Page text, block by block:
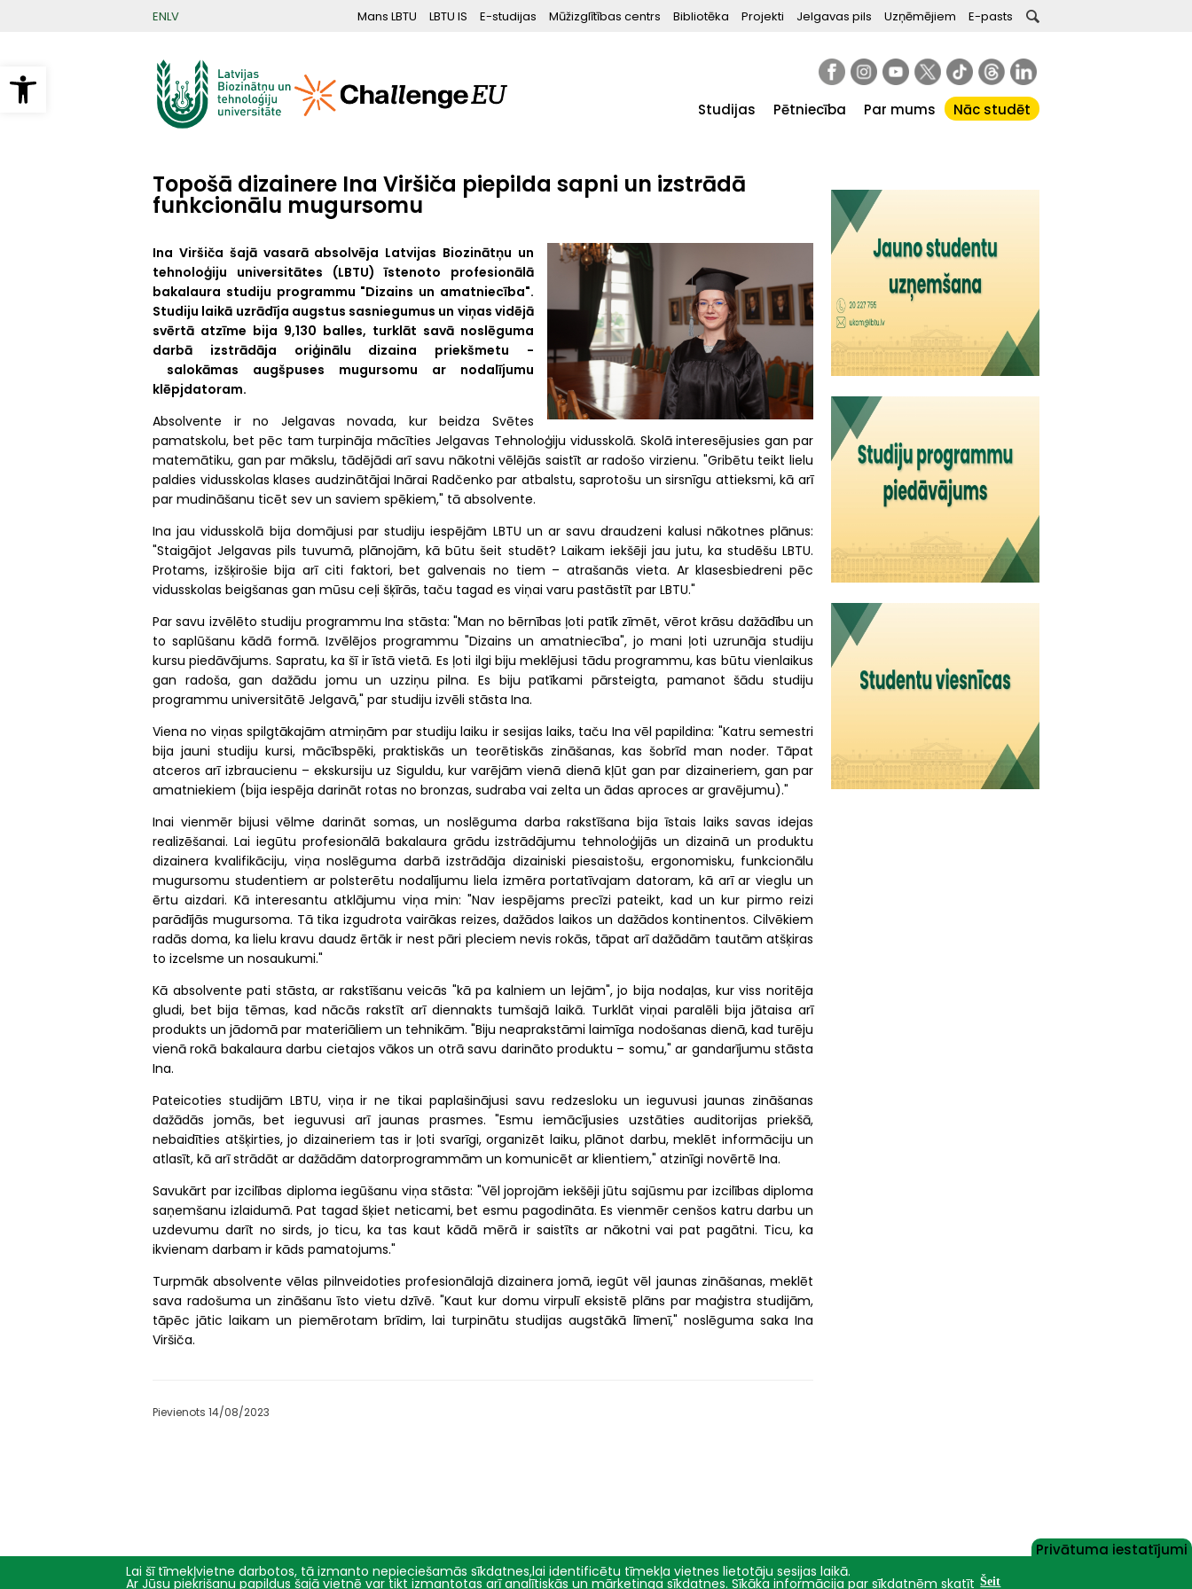
Open toolbar
ENLV Mans LBTU LBTU IS E-studijas Mūžizglītības centrs Bibliotēka Projekti Jelgavas pils Uzņēmējiem E-pasts
Studijas Pētniecība Par mums Nāc studēt
Topošā dizainere Ina Viršiča piepilda sapni un izstrādā
funkcionālu mugursomu
Ina Viršiča šajā vasarā absolvēja Latvijas Biozinātņu un
tehnoloģiju universitātes (LBTU) īstenoto profesionālā
bakalaura studiju programmu "Dizains un amatniecība".
Studiju laikā uzrādīja augstus sasniegumus un viņas vidējā
svērtā atzīme bija 9,130 balles, turklāt savā noslēguma
darbā izstrādāja oriģinālu dizaina priekšmetu -
salokāmas augšpuses mugursomu ar nodalījumu
klēpjdatoram.
Absolvente ir no Jelgavas novada, kur beidza Svētes
pamatskolu, bet pēc tam turpināja mācīties Jelgavas Tehnoloģiju vidusskolā. Skolā interesējusies gan par
matemātiku, gan par mākslu, tādējādi arī savu nākotni vēlējās saistīt ar radošo virzienu. "Gribētu teikt lielu
paldies vidusskolas klases audzinātājai Inārai Radčenko par atbalstu, saprotošu un sirsnīgu attieksmi, kā arī
par mudināšanu ticēt sev un saviem spēkiem," tā absolvente.
Ina jau vidusskolā bija domājusi par studiju iespējām LBTU un ar savu draudzeni kalusi nākotnes plānus:
"Staigājot Jelgavas pils tuvumā, plānojām, kā būtu šeit studēt? Laikam iekšēji jau jutu, ka studēšu LBTU.
Protams, izšķirošie bija arī citi faktori, bet galvenais no tiem – atrašanās vieta. Ar klasesbiedreni pēc
vidusskolas beigšanas gan mūsu ceļi šķīrās, taču tagad es viņai varu pastāstīt par LBTU."
Par savu izvēlēto studiju programmu Ina stāsta: "Man no bērnības ļoti patīk zīmēt, vērot krāsu dažādību un
to saplūšanu kādā formā. Izvēlējos programmu "Dizains un amatniecība", jo mani ļoti uzrunāja studiju
kursu piedāvājums. Sapratu, ka šī ir īstā vietā. Es ļoti ilgi biju meklējusi tādu programmu, kas būtu vienlaikus
gan radoša, gan dažādu jomu un uzziņu pilna. Es biju patīkami pārsteigta, pamanot šādu studiju
programmu universitātē Jelgavā," par studiju izvēli stāsta Ina.
Viena no viņas spilgtākajām atmiņām par studiju laiku ir sesijas laiks, taču Ina vēl papildina: "Katru semestri
bija jauni studiju kursi, mācībspēki, praktiskās un teorētiskās zināšanas, kas šobrīd man noder. Tāpat
atceros arī izbraucienu – ekskursiju uz Siguldu, kur varējām vienā dienā kļūt gan par dizaineriem, gan par
amatniekiem (bija iespēja darināt rotas no bronzas, sudraba vai zelta un ādas aproces ar gravējumu)."
Inai vienmēr bijusi vēlme darināt somas, un noslēguma darba rakstīšana bija īstais laiks savas idejas
realizēšanai. Lai iegūtu profesionālā bakalaura grādu izstrādājumu tehnoloģijās un dizainā un produktu
dizainera kvalifikāciju, viņa noslēguma darbā izstrādāja dizainiski piesaistošu, ergonomisku, funkcionālu
mugursomu studentiem ar polsterētu nodalījumu liela izmēra portatīvajam datoram, kā arī ar vieglu un
ērtu aizdari. Kā interesantu atklājumu viņa min: "Nav iespējams precīzi pateikt, kad un kur pirmo reizi
parādījās mugursoma. Tā tika izgudrota vairākas reizes, dažādos laikos un dažādos kontinentos. Cilvēkiem
radās doma, ka lielu kravu daudz ērtāk ir nest pāri pleciem nevis rokās, tāpat arī dažādām tautām atšķiras
to izcelsme un nosaukumi."
Kā absolvente pati stāsta, ar rakstīšanu veicās "kā pa kalniem un lejām", jo bija nodaļas, kur viss noritēja
gludi, bet bija tēmas, kad nācās rakstīt arī diennakts tumšajā laikā. Turklāt viņai paralēli bija jātaisa arī
produkts un jādomā par materiāliem un tehnikām. "Biju neaprakstāmi laimīga nodošanas dienā, kad turēju
vienā rokā bakalaura darbu cietajos vākos un otrā savu darināto produktu – somu," ar gandarījumu stāsta
Ina.
Pateicoties studijām LBTU, viņa ir ne tikai paplašinājusi savu redzesloku un ieguvusi jaunas zināšanas
dažādās jomās, bet ieguvusi arī jaunas prasmes. "Esmu iemācījusies uzstāties auditorijas priekšā,
nebaidīties atšķirties, jo dizaineriem tas ir ļoti svarīgi, organizēt laiku, plānot darbu, meklēt informāciju un
atlasīt, kā arī strādāt ar dažādām datorprogrammām un komunicēt ar klientiem," atzinīgi novērtē Ina.
Savukārt par izcilības diploma iegūšanu viņa stāsta: "Vēl joprojām iekšēji jūtu sajūsmu par izcilības diploma
saņemšanu izlaidumā. Pat tagad šķiet neticami, bet esmu pagodināta. Es vienmēr cenšos katru darbu un
uzdevumu darīt no sirds, jo ticu, ka tas kaut kādā mērā ir saistīts ar nākotni vai pat pagātni. Ticu, ka
ikvienam darbam ir kāds pamatojums."
Turpmāk absolvente vēlas pilnveidoties profesionālajā dizainera jomā, iegūt vēl jaunas zināšanas, meklēt
sava radošuma un zināšanu īsto vietu dzīvē. "Kaut kur domu virpulī eksistē plāns par maģistra studijām,
tāpēc jātic laikam un piemērotam brīdim, lai turpinātu studijas augstākā līmenī," noslēguma saka Ina
Viršiča.
Pievienots 14/08/2023
Privātuma iestatījumi
Lai šī tīmekļvietne darbotos, tā izmanto nepieciešamās sīkdatnes,lai identificētu tīmekļa vietnes lietotāju sesijas laikā.
Ar Jūsu piekrišanu papildus šajā vietnē var tikt izmantotas arī analītiskās un mārketinga sīkdatnes. Sīkāka informācija par sīkdatnēm skatīt Šeit